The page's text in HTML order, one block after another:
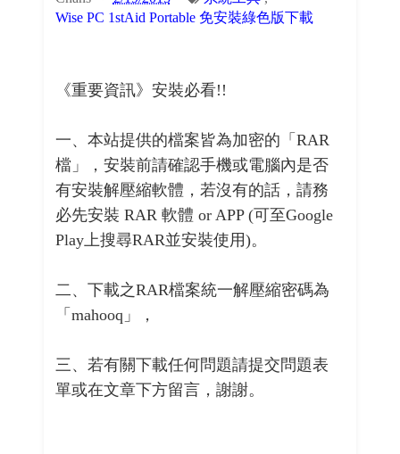
Wise PC 1stAid Portable 免安裝綠色版下載
《重要資訊》安裝必看!!
一、本站提供的檔案皆為加密的「RAR
檔」，安裝前請確認手機或電腦內是否
有安裝解壓縮軟體，若沒有的話，請務
必先安裝 RAR 軟體 or APP (可至Google
Play上搜尋RAR並安裝使用)。
二、下載之RAR檔案統一解壓縮密碼為
「mahooq」，
三、若有關下載任何問題請提交問題表
單或在文章下方留言，謝謝。